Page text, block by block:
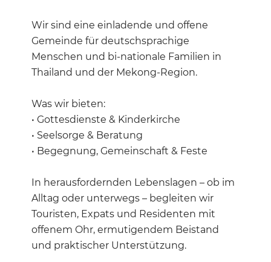
Wir sind eine einladende und offene
Gemeinde für deutschsprachige
Menschen und bi-nationale Familien in
Thailand und der Mekong-Region.
Was wir bieten:
• Gottesdienste & Kinderkirche
• Seelsorge & Beratung
• Begegnung, Gemeinschaft & Feste
In herausfordernden Lebenslagen – ob im
Alltag oder unterwegs – begleiten wir
Touristen, Expats und Residenten mit
offenem Ohr, ermutigendem Beistand
und praktischer Unterstützung.